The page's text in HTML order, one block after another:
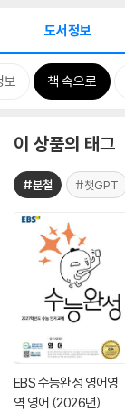
도서정보
보 책 속으로
이 상품의 태그
#분철 #챗GPT
EBS 수능완성 영어영
역 영어 (2026년)